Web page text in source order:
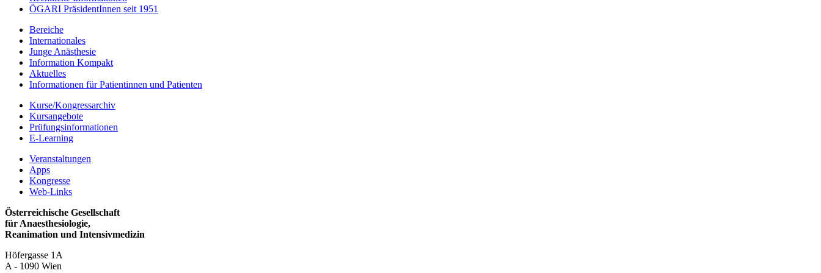
ÖGARI PräsidentInnen seit 1951
Bereiche
Internationales
Junge Anästhesie
Information Kompakt
Aktuelles
Informationen für Patientinnen und Patienten
Kurse/Kongressarchiv
Kursangebote
Prüfungsinformationen
E-Learning
Veranstaltungen
Apps
Kongresse
Web-Links
Österreichische Gesellschaft
für Anaesthesiologie,
Reanimation und Intensivmedizin
Höfergasse 1A
A - 1090 Wien